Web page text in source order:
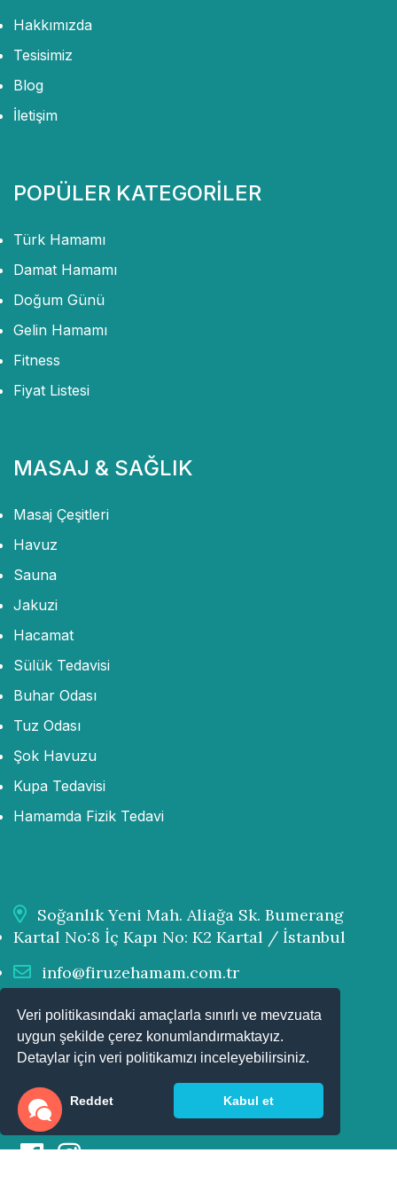
Veri politikasındaki amaçlarla sınırlı ve mevzuata
uygun şekilde çerez konumlandırmaktayız.
Detaylar için veri politikamızı inceleyebilirsiniz.
Reddet Kabul et
Hakkımızda
Tesisimiz
Blog
İletişim
POPÜLER KATEGORİLER
Türk Hamamı
Damat Hamamı
Doğum Günü
Gelin Hamamı
Fitness
Fiyat Listesi
MASAJ & SAĞLIK
Masaj Çeşitleri
Havuz
Sauna
Jakuzi
Hacamat
Sülük Tedavisi
Buhar Odası
Tuz Odası
Şok Havuzu
Kupa Tedavisi
Hamamda Fizik Tedavi
Soğanlık Yeni Mah. Aliağa Sk. Bumerang
Kartal No:8 İç Kapı No: K2 Kartal / İstanbul
info@firuzehamam.com.tr
0 505 299 19 91
0 216 766 27 66